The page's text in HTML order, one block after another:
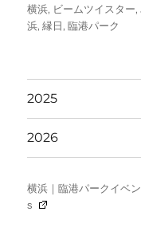
稿
日:
テ
ゴ
横浜, ビームツイスター,
浜,縁日,臨港パーク
2025
2026
横浜｜臨港パークイベ
s